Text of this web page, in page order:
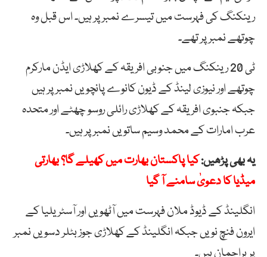
رینکنگ کی فہرست میں تیسرے نمبر پر ہیں۔ اس قبل وہ
چوتھے نمبر پر تھے۔
ٹی 20 رینکنگ میں جنوبی افریقہ کے کھلاڑی ایڈن مارکرم
چوتھے اور نیوزی لینڈ کے ڈیون کانوے پانچویں نمبر پر ہیں
جبکہ جنبوی افریقہ کے کھلاڑی رائلی روسو چھٹے اور متحدہ
عرب امارات کے محمد وسیم ساتویں نمبر پر ہیں۔
یہ بھی پڑھیں:کیا پاکستان بھارت میں کھیلے گا؟ بھارتی
میڈیا کا دعویٰ سامنے آ گیا
انگلینڈ کے ڈیوڈ ملان فہرست میں آٹھویں اور آسٹریلیا کے
ایرون فنچ نویں جبکہ انگلینڈ کے کھلاڑی جوز بٹلر دسویں نمبر
پر براجمان ہیں۔